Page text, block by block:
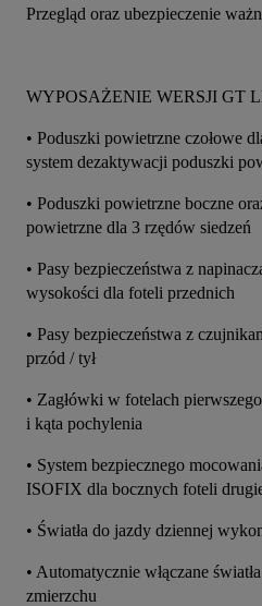
Przegląd oraz ubezpieczenie
WYPOSAŻENIE WERSJI GT
• Poduszki powietrzne czołowe
system dezaktywacji poduszki
• Poduszki powietrzne boczne
powietrzne dla 3 rzędów siedzeń
• Pasy bezpieczeństwa z
wysokości dla foteli przednich
• Pasy bezpieczeństwa z
przód / tył
• Zagłówki w fotelach
i kąta pochylenia
• System bezpiecznego
ISOFIX dla bocznych foteli
• Światła do jazdy dziennej
• Automatycznie włączane
zmierzchu